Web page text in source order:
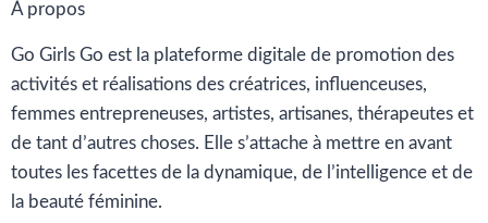
À propos
Go Girls Go est la plateforme digitale de promotion des
activités et réalisations des créatrices, influenceuses,
femmes entrepreneuses, artistes, artisanes, thérapeutes et
de tant d’autres choses. Elle s’attache à mettre en avant
toutes les facettes de la dynamique, de l’intelligence et de
la beauté féminine.